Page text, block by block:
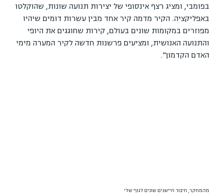
בפומבי, ומציג רצף אינסופי של יצירות תנועה שונות, שהוקלטו
באפליקציה. הקיר מדמה קיר אחד מבין עשרות דומים שיהיו
מפוזרים במקומות שונים בעולם, קירות שחוגגים את היופי
והתנועה האנושית, ומציעים פרשנות חדשה לקיר המערה מימי
האדם הקדמון".
מהמחקר, חיבור חיישנים שונים לגוף שלי